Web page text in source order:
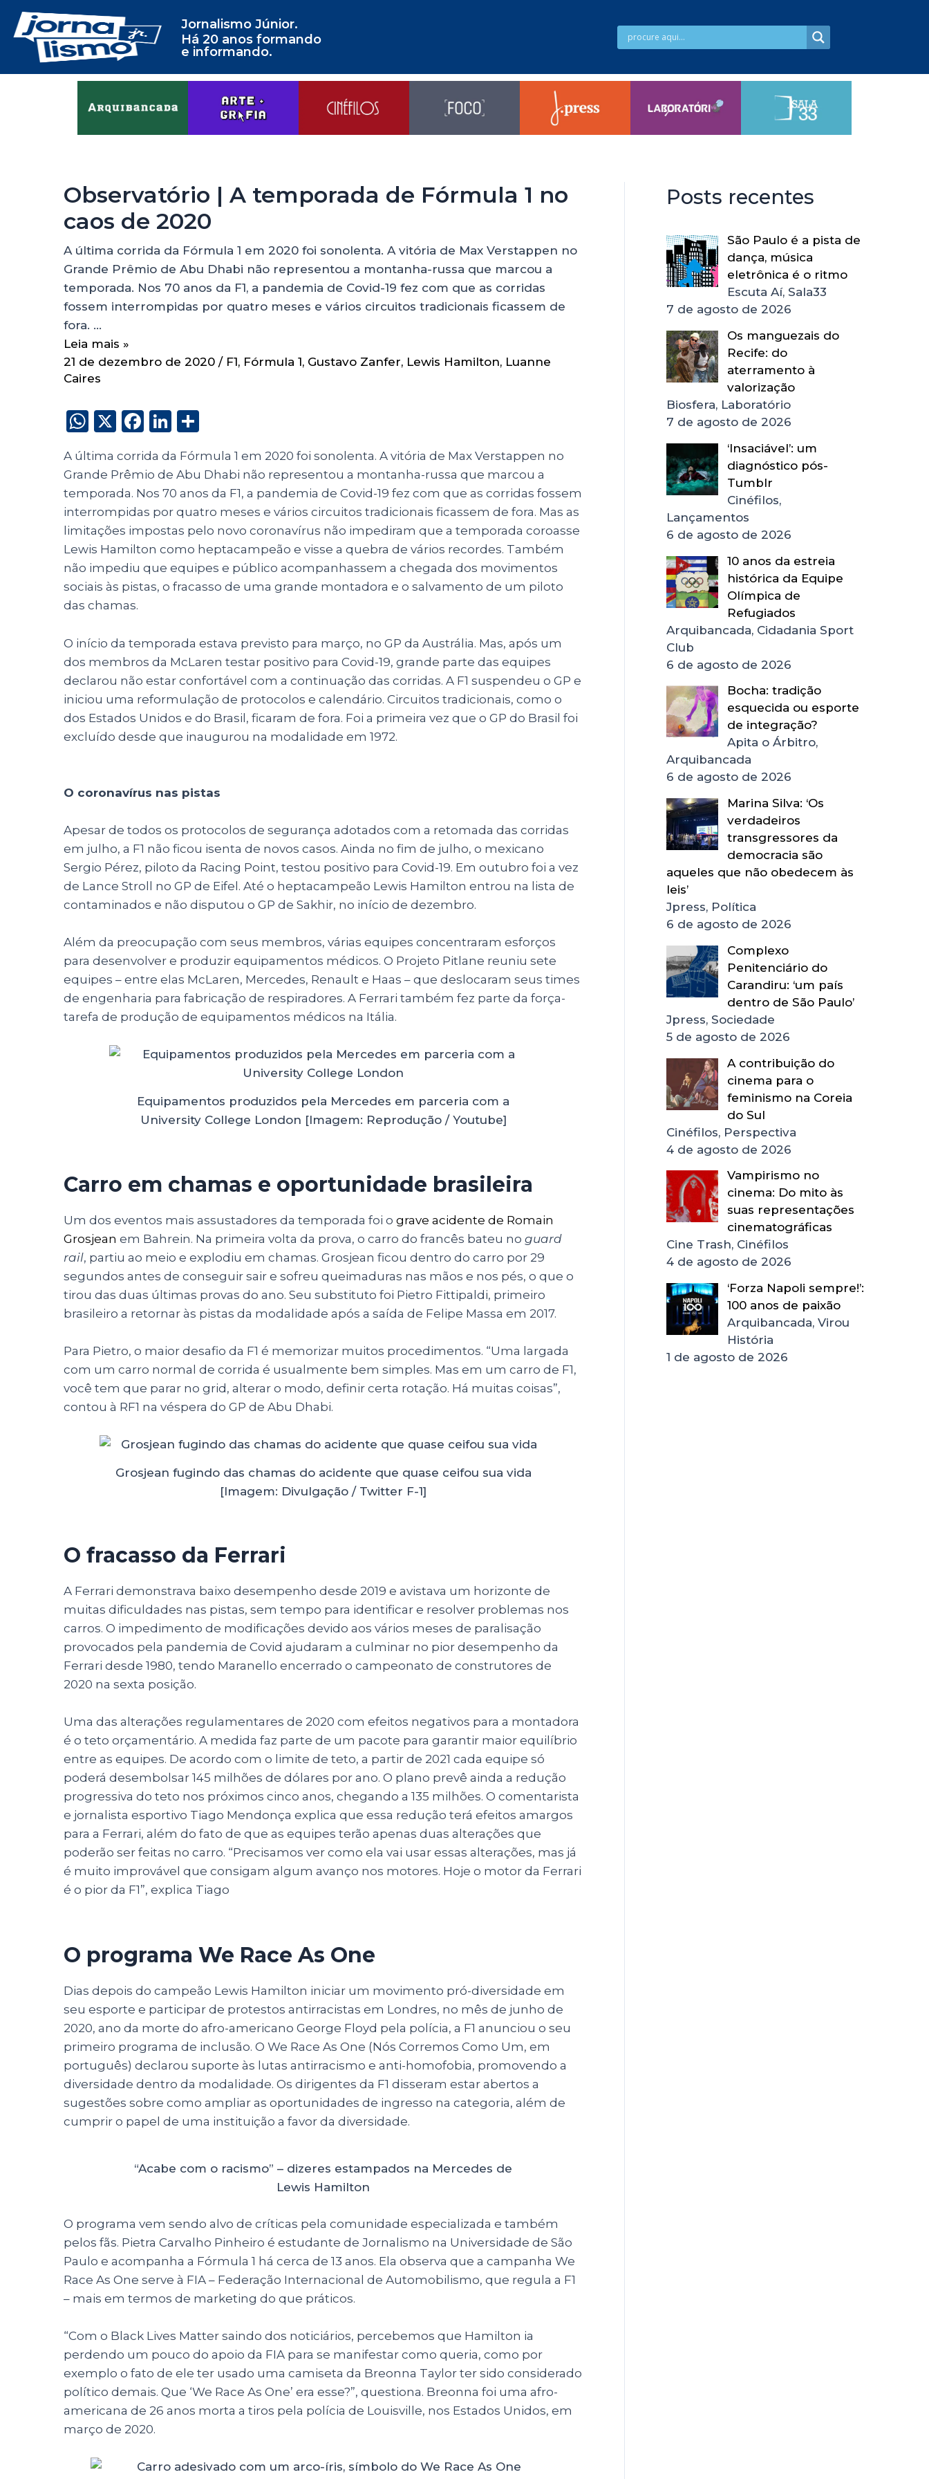
Jornalismo Júnior.
Há 20 anos formando
e informando.
Observatório | A temporada de Fórmula 1 no
caos de 2020
A última corrida da Fórmula 1 em 2020 foi sonolenta. A vitória de Max Verstappen no
Grande Prêmio de Abu Dhabi não representou a montanha-russa que marcou a
temporada. Nos 70 anos da F1, a pandemia de Covid-19 fez com que as corridas
fossem interrompidas por quatro meses e vários circuitos tradicionais ficassem de
fora. …
Leia mais »
21 de dezembro de 2020 / F1, Fórmula 1, Gustavo Zanfer, Lewis Hamilton, Luanne
Caires
W
a
ts
A
p
p
X
F
c
e
b
o
o
k
Li
k
e
dI
n
a
re
A última corrida da Fórmula 1 em 2020 foi sonolenta. A vitória de Max Verstappen no
Grande Prêmio de Abu Dhabi não representou a montanha-russa que marcou a
temporada. Nos 70 anos da F1, a pandemia de Covid-19 fez com que as corridas fossem
interrompidas por quatro meses e vários circuitos tradicionais ficassem de fora. Mas as
limitações impostas pelo novo coronavírus não impediram que a temporada coroasse
Lewis Hamilton como heptacampeão e visse a quebra de vários recordes. Também
não impediu que equipes e público acompanhassem a chegada dos movimentos
sociais às pistas, o fracasso de uma grande montadora e o salvamento de um piloto
das chamas.
O início da temporada estava previsto para março, no GP da Austrália. Mas, após um
dos membros da McLaren testar positivo para Covid-19, grande parte das equipes
declarou não estar confortável com a continuação das corridas. A F1 suspendeu o GP e
iniciou uma reformulação de protocolos e calendário. Circuitos tradicionais, como o
dos Estados Unidos e do Brasil, ficaram de fora. Foi a primeira vez que o GP do Brasil foi
excluído desde que inaugurou na modalidade em 1972.
O coronavírus nas pistas
Apesar de todos os protocolos de segurança adotados com a retomada das corridas
em julho, a F1 não ficou isenta de novos casos. Ainda no fim de julho, o mexicano
Sergio Pérez, piloto da Racing Point, testou positivo para Covid-19. Em outubro foi a vez
de Lance Stroll no GP de Eifel. Até o heptacampeão Lewis Hamilton entrou na lista de
contaminados e não disputou o GP de Sakhir, no início de dezembro.
Além da preocupação com seus membros, várias equipes concentraram esforços
para desenvolver e produzir equipamentos médicos. O Projeto Pitlane reuniu sete
equipes – entre elas McLaren, Mercedes, Renault e Haas – que deslocaram seus times
de engenharia para fabricação de respiradores. A Ferrari também fez parte da força-
tarefa de produção de equipamentos médicos na Itália.
Equipamentos produzidos pela Mercedes em parceria com a
University College London [Imagem: Reprodução / Youtube]
Carro em chamas e oportunidade brasileira
Um dos eventos mais assustadores da temporada foi o grave acidente de Romain
Grosjean em Bahrein. Na primeira volta da prova, o carro do francês bateu no guard
rail, partiu ao meio e explodiu em chamas. Grosjean ficou dentro do carro por 29
segundos antes de conseguir sair e sofreu queimaduras nas mãos e nos pés, o que o
tirou das duas últimas provas do ano. Seu substituto foi Pietro Fittipaldi, primeiro
brasileiro a retornar às pistas da modalidade após a saída de Felipe Massa em 2017.
Para Pietro, o maior desafio da F1 é memorizar muitos procedimentos. “Uma largada
com um carro normal de corrida é usualmente bem simples. Mas em um carro de F1,
você tem que parar no grid, alterar o modo, definir certa rotação. Há muitas coisas”,
contou à RF1 na véspera do GP de Abu Dhabi.
Grosjean fugindo das chamas do acidente que quase ceifou sua vida
[Imagem: Divulgação / Twitter F-1]
O fracasso da Ferrari
A Ferrari demonstrava baixo desempenho desde 2019 e avistava um horizonte de
muitas dificuldades nas pistas, sem tempo para identificar e resolver problemas nos
carros. O impedimento de modificações devido aos vários meses de paralisação
provocados pela pandemia de Covid ajudaram a culminar no pior desempenho da
Ferrari desde 1980, tendo Maranello encerrado o campeonato de construtores de
2020 na sexta posição.
Uma das alterações regulamentares de 2020 com efeitos negativos para a montadora
é o teto orçamentário. A medida faz parte de um pacote para garantir maior equilíbrio
entre as equipes. De acordo com o limite de teto, a partir de 2021 cada equipe só
poderá desembolsar 145 milhões de dólares por ano. O plano prevê ainda a redução
progressiva do teto nos próximos cinco anos, chegando a 135 milhões. O comentarista
e jornalista esportivo Tiago Mendonça explica que essa redução terá efeitos amargos
para a Ferrari, além do fato de que as equipes terão apenas duas alterações que
poderão ser feitas no carro. “Precisamos ver como ela vai usar essas alterações, mas já
é muito improvável que consigam algum avanço nos motores. Hoje o motor da Ferrari
é o pior da F1”, explica Tiago
O programa We Race As One
Dias depois do campeão Lewis Hamilton iniciar um movimento pró-diversidade em
seu esporte e participar de protestos antirracistas em Londres, no mês de junho de
2020, ano da morte do afro-americano George Floyd pela polícia, a F1 anunciou o seu
primeiro programa de inclusão. O We Race As One (Nós Corremos Como Um, em
português) declarou suporte às lutas antirracismo e anti-homofobia, promovendo a
diversidade dentro da modalidade. Os dirigentes da F1 disseram estar abertos a
sugestões sobre como ampliar as oportunidades de ingresso na categoria, além de
cumprir o papel de uma instituição a favor da diversidade.
“Acabe com o racismo” – dizeres estampados na Mercedes de
Lewis Hamilton
O programa vem sendo alvo de críticas pela comunidade especializada e também
pelos fãs. Pietra Carvalho Pinheiro é estudante de Jornalismo na Universidade de São
Paulo e acompanha a Fórmula 1 há cerca de 13 anos. Ela observa que a campanha We
Race As One serve à FIA – Federação Internacional de Automobilismo, que regula a F1
– mais em termos de marketing do que práticos.
“Com o Black Lives Matter saindo dos noticiários, percebemos que Hamilton ia
perdendo um pouco do apoio da FIA para se manifestar como queria, como por
exemplo o fato de ele ter usado uma camiseta da Breonna Taylor ter sido considerado
político demais. Que ‘We Race As One’ era esse?”, questiona. Breonna foi uma afro-
americana de 26 anos morta a tiros pela polícia de Louisville, nos Estados Unidos, em
março de 2020.
Posts recentes
São Paulo é a pista de
dança, música
eletrônica é o ritmo
Escuta Aí, Sala33
7 de agosto de 2026
Os manguezais do
Recife: do
aterramento à
valorização
Biosfera, Laboratório
7 de agosto de 2026
‘Insaciável’: um
diagnóstico pós-
Tumblr
Cinéfilos,
Lançamentos
6 de agosto de 2026
10 anos da estreia
histórica da Equipe
Olímpica de
Refugiados
Arquibancada, Cidadania Sport
Club
6 de agosto de 2026
Bocha: tradição
esquecida ou esporte
de integração?
Apita o Árbitro,
Arquibancada
6 de agosto de 2026
Marina Silva: ‘Os
verdadeiros
transgressores da
democracia são
aqueles que não obedecem às
leis’
Jpress, Política
6 de agosto de 2026
Complexo
Penitenciário do
Carandiru: ‘um país
dentro de São Paulo’
Jpress, Sociedade
5 de agosto de 2026
A contribuição do
cinema para o
feminismo na Coreia
do Sul
Cinéfilos, Perspectiva
4 de agosto de 2026
Vampirismo no
cinema: Do mito às
suas representações
cinematográficas
Cine Trash, Cinéfilos
4 de agosto de 2026
‘Forza Napoli sempre!’:
100 anos de paixão
Arquibancada, Virou
História
1 de agosto de 2026